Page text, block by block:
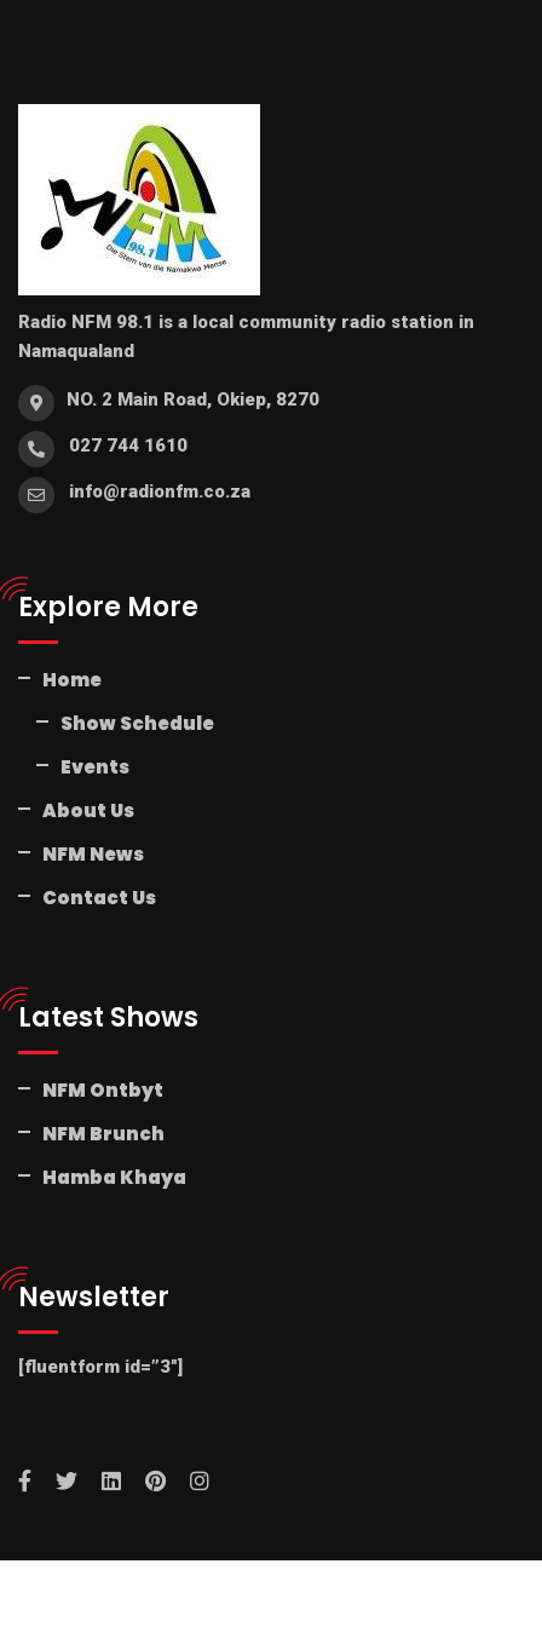
Radio NFM 98.1 is a local community radio station in
Namaqualand
NO. 2 Main Road, Okiep, 8270
027 744 1610
info@radionfm.co.za
Explore More
Home
Show Schedule
Events
About Us
NFM News
Contact Us
Latest Shows
NFM Ontbyt
NFM Brunch
Hamba Khaya
Newsletter
[fluentform id=”3″]